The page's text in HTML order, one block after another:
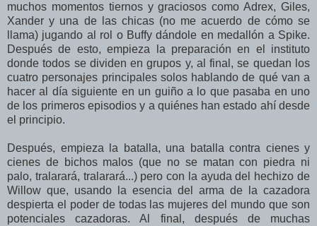
muchos momentos tiernos y graciosos como Adrex, Giles,
Xander y una de las chicas (no me acuerdo de cómo se
llama) jugando al rol o Buffy dándole en medallón a Spike.
Después de esto, empieza la preparación en el instituto
donde todos se dividen en grupos y, al final, se quedan los
cuatro personajes principales solos hablando de qué van a
hacer al día siguiente en un guiño a lo que pasaba en uno
de los primeros episodios y a quiénes han estado ahí desde
el principio.
Después, empieza la batalla, una batalla contra cienes y
cienes de bichos malos (que no se matan con piedra ni
palo, tralarará, tralarará...) pero con la ayuda del hechizo de
Willow que, usando la esencia del arma de la cazadora
despierta el poder de todas las mujeres del mundo que son
potenciales cazadoras. Al final, después de muchas